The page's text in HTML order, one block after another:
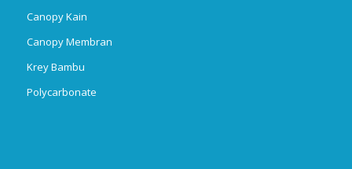
Canopy Kain
Canopy Membran
Krey Bambu
Polycarbonate